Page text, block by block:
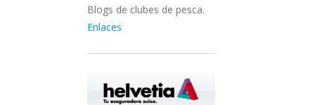
Blogs de clubes de pesca.
Enlaces